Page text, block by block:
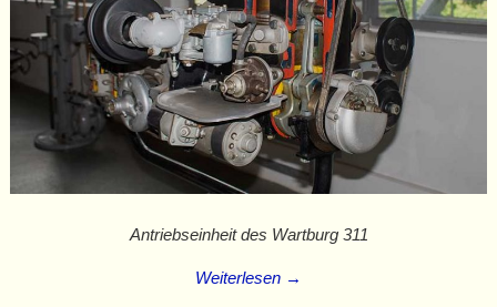
Antriebseinheit des Wartburg 311
Weiterlesen →